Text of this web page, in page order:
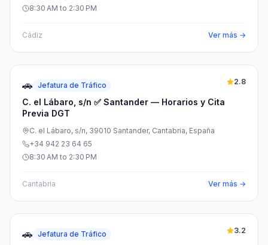
8:30 AM to 2:30 PM
Cádiz Ver más →
🚗 Jefatura de Tráfico
C. el Lábaro, s/n ✅ Santander — Horarios y Cita
Previa DGT
2.8
C. el Lábaro, s/n, 39010 Santander, Cantabria, España
+34 942 23 64 65
8:30 AM to 2:30 PM
Cantabria Ver más →
🚗 Jefatura de Tráfico 3.2